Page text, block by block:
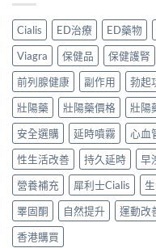
Cialis ED治療 ED藥物
Viagra
保健品 保健護腎
前列腺健康
副作用 勃起
壯陽藥
壯陽藥價格 壯陽
安全選購
延時噴霧 心血
性生活改善
持久延時 早
營養補充
犀利士Cialis
睪固酮
自然提升 運動改
香港購買